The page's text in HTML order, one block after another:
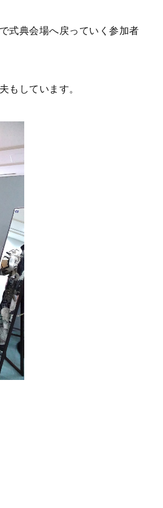
式典会場へ戻っていく参加者
もしています。